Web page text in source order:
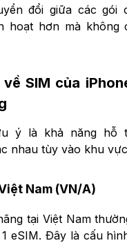
đổi giữa các gói
hoạt hơn mà không
SIM của
ý là khả năng hỗ
nhau tùy vào khu
Nam (VN/A)
tại Việt Nam
eSIM. Đây là cấu